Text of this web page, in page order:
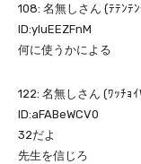
108: 名無しさん (ﾃﾃﾝ
ID:yluEEZFnM
何に使うかによる
122: 名無しさん (ﾜｯﾁｮ
ID:aFABeWCV0
32だよ
先生を信じろ